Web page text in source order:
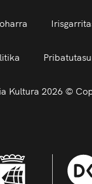
Kultura 2026 ©